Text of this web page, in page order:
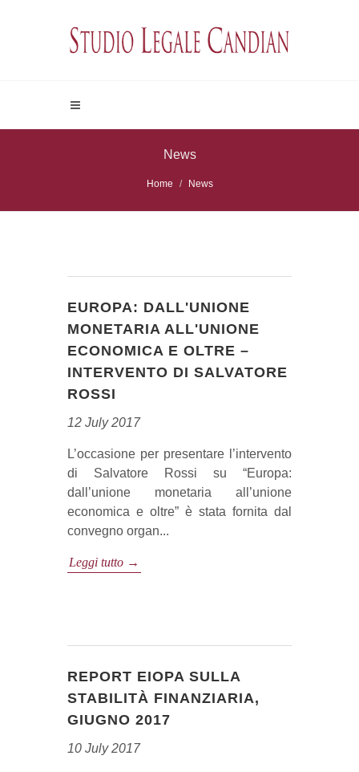
News
Home News
EUROPA: DALL'UNIONE
MONETARIA ALL'UNIONE
ECONOMICA E OLTRE –
INTERVENTO DI SALVATORE
ROSSI
12 July 2017
L’occasione per presentare l’intervento
di Salvatore Rossi su “Europa:
dall’unione monetaria all’unione
economica e oltre” è stata fornita dal
convegno organ...
Leggi tutto →
REPORT EIOPA SULLA
STABILITÀ FINANZIARIA,
GIUGNO 2017
10 July 2017